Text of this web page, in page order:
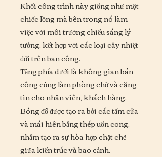
Khối công trình này giống như một
chiếc lồng mà bên trong nó làm
việc với môi trường chiếu sáng lý
tưởng, kết hợp với các loại cây nhiệt
đới trên ban công.
Tầng phía dưới là không gian bán
công cộng làm phòng chờ và căng
tin cho nhân viên, khách hàng.
Bóng đổ được tạo ra bởi các tấm cửa
và mái hiên bằng thép uốn cong,
nhằm tạo ra sự hòa hợp chặt chẽ
giữa kiến trúc và bao cảnh.